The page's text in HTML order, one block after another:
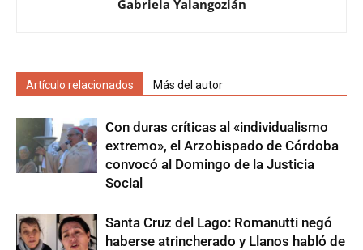
Gabriela Yalangozián
Artículo relacionados Más del autor
Con duras críticas al «individualismo
extremo», el Arzobispado de Córdoba
convocó al Domingo de la Justicia
Social
Santa Cruz del Lago: Romanutti negó
haberse atrincherado y Llanos habló de